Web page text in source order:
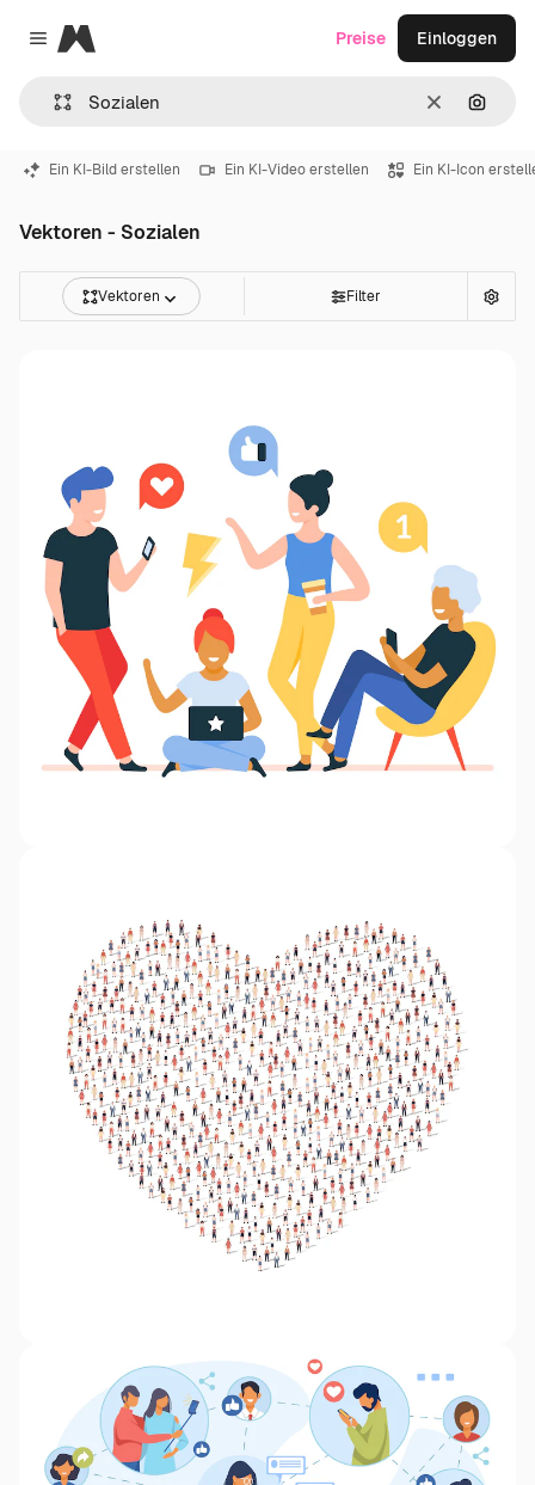
Close menu
Magnific
LöschenNach
Preise Einloggen
Ein KI-Bild erstellen Ein KI-Video erstellen Ein KI-Icon
Vektoren - Sozialen
Vektoren Filter